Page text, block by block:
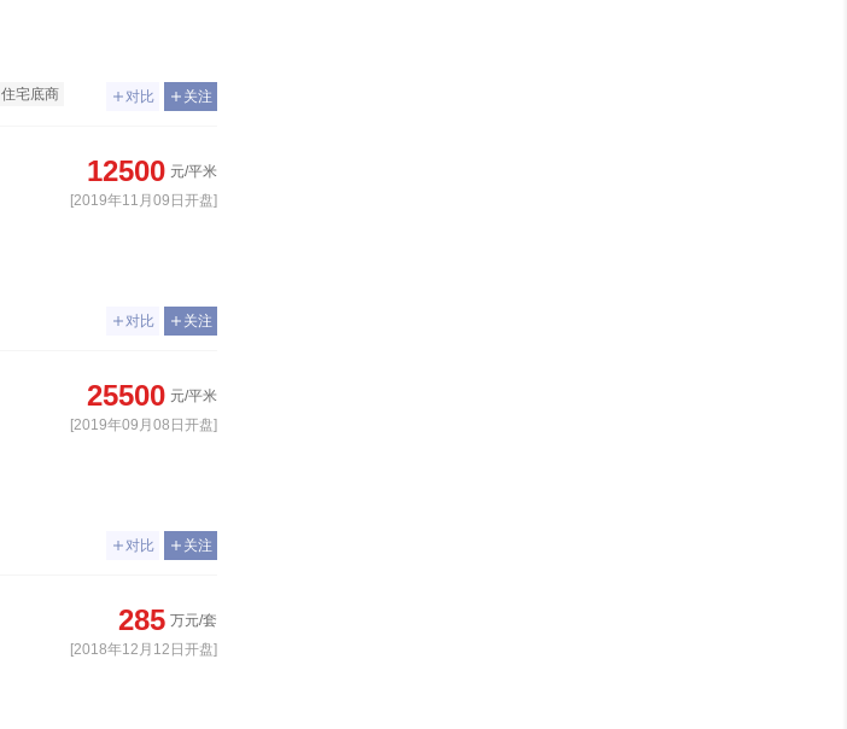
住宅底商 对比 关注
12500 元/平米
[2019年11月09日开盘]
对比 关注
25500 元/平米
[2019年09月08日开盘]
对比 关注
285 万元/套
[2018年12月12日开盘]